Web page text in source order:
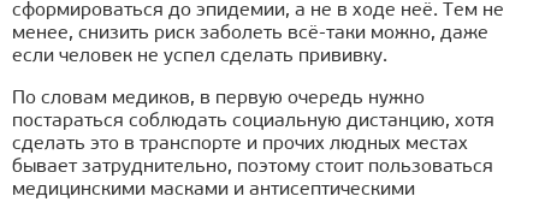
сформироваться до эпидемии, а не в ходе неё. Тем не
менее, снизить риск заболеть всё-таки можно, даже
если человек не успел сделать прививку.
По словам медиков, в первую очередь нужно
постараться соблюдать социальную дистанцию, хотя
сделать это в транспорте и прочих людных местах
бывает затруднительно, поэтому стоит пользоваться
медицинскими масками и антисептическими